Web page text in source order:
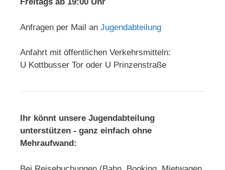
Anfragen per Mail an Jugendabteilung
Anfahrt mit öffentlichen Verkehrsmitteln:
U Kottbusser Tor oder U Prinzenstraße
Ihr könnt unsere Jugendabteilung
unterstützen - ganz einfach ohne
Mehraufwand: